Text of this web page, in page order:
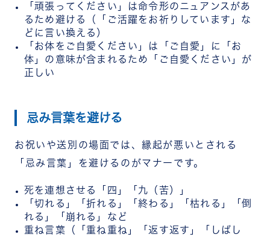
「頑張ってください」は命令形のニュアンスがあ
るため避ける（「ご活躍をお祈りしています」な
どに言い換える）
「お体をご自愛ください」は「ご自愛」に「お
体」の意味が含まれるため「ご自愛ください」が
正しい
忌み言葉を避ける
お祝いや送別の場面では、縁起が悪いとされる
「忌み言葉」を避けるのがマナーです。
死を連想させる「四」「九（苦）」
「切れる」「折れる」「終わる」「枯れる」「倒
れる」「崩れる」など
重ね言葉（「重ね重ね」「返す返す」「しばし